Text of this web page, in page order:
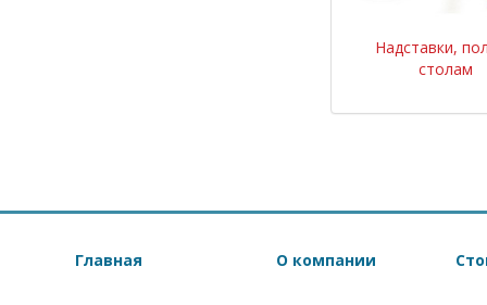
Надставки,
столам
Главная О компании